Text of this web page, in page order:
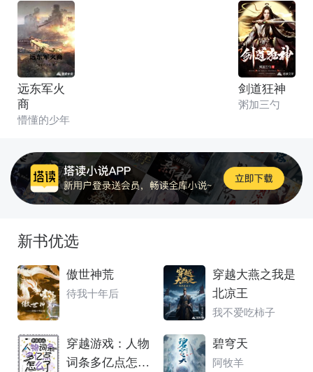
远东军火
商
懵懂的少年
剑道狂神
粥加三勺
新书优选
傲世神荒
待我十年后
穿越大燕之我是
北凉王
我不爱吃柿子
穿越游戏：人物
词条多亿点怎么
碧穹天
阿牧羊